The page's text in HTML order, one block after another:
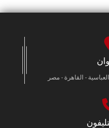
- القاهرة - مصر